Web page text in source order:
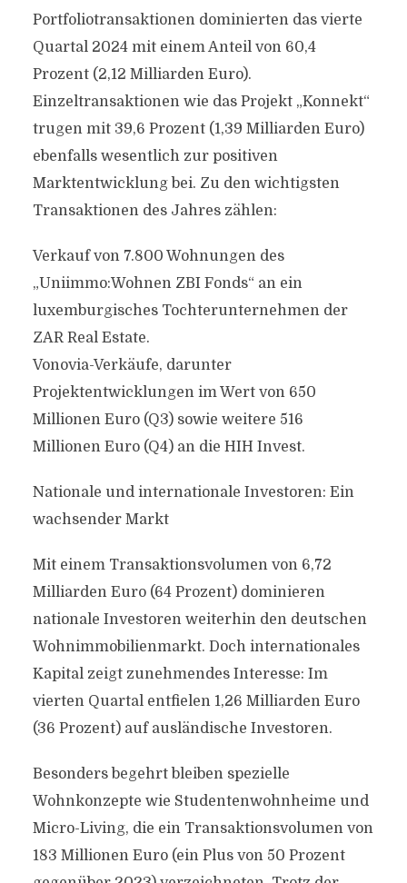
Portfoliotransaktionen dominierten das vierte
Quartal 2024 mit einem Anteil von 60,4
Prozent (2,12 Milliarden Euro).
Einzeltransaktionen wie das Projekt „Konnekt“
trugen mit 39,6 Prozent (1,39 Milliarden Euro)
ebenfalls wesentlich zur positiven
Marktentwicklung bei. Zu den wichtigsten
Transaktionen des Jahres zählen:
Verkauf von 7.800 Wohnungen des
„Uniimmo:Wohnen ZBI Fonds“ an ein
luxemburgisches Tochterunternehmen der
ZAR Real Estate.
Vonovia-Verkäufe, darunter
Projektentwicklungen im Wert von 650
Millionen Euro (Q3) sowie weitere 516
Millionen Euro (Q4) an die HIH Invest.
Nationale und internationale Investoren: Ein
wachsender Markt
Mit einem Transaktionsvolumen von 6,72
Milliarden Euro (64 Prozent) dominieren
nationale Investoren weiterhin den deutschen
Wohnimmobilienmarkt. Doch internationales
Kapital zeigt zunehmendes Interesse: Im
vierten Quartal entfielen 1,26 Milliarden Euro
(36 Prozent) auf ausländische Investoren.
Besonders begehrt bleiben spezielle
Wohnkonzepte wie Studentenwohnheime und
Micro-Living, die ein Transaktionsvolumen von
183 Millionen Euro (ein Plus von 50 Prozent